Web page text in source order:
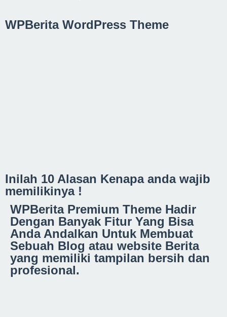
WPBerita WordPress Theme
Inilah 10 Alasan Kenapa anda wajib
memilikinya !
WPBerita Premium Theme Hadir
Dengan Banyak Fitur Yang Bisa
Anda Andalkan Untuk Membuat
Sebuah Blog atau website Berita
yang memiliki tampilan bersih dan
profesional.